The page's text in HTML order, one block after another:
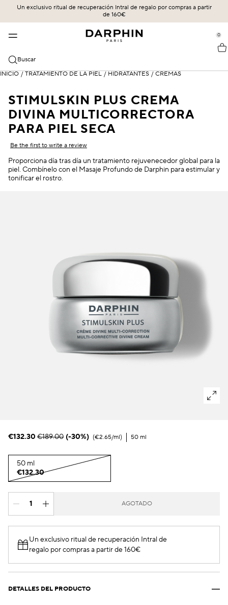
Un exclusivo ritual de recuperación Intral de regalo por compras a partir
de 160€
::elc_general.menu::
0
Buscar
Sidebar Navigation
MÁS VENDIDOS
LOS MÁS VENDIDOS
HYDRASKIN
CUIDADO DE LA PIEL
DESCUBRIR
Rutina de cuidado de la piel
CATEGORIAS
Todos los productos
Limpiadores y tónicos
Hidratantes y protección SPF
Mascarillas y exfoliantes
Hidratación
Líneas de expresión y arrugas
Piel mixta
Piel seca
COLECCIONES
COMPRAR TODO
Stimulskin Plus
Elixir de aceites esenciales
Exquisâge
LEGADO
UN FUTURO ARRAIGADO EN UN LEGADO
LA CIENCIA DE LA ENTREGA
INICIO / TRATAMIENTO DE LA PIEL / HIDRATANTES / CREMAS
STIMULSKIN PLUS CREMA
DIVINA MULTICORRECTORA
PARA PIEL SECA
Be the first to write a review
Proporciona día tras día un tratamiento rejuvenecedor global para la
piel. Combínelo con el Masaje Profundo de Darphin para estimular y
tonificar el rostro.
€132.30 €189.00 (-30%) €2.65/ml 50 ml
50 ml
€132.30
AGOTADO
Un exclusivo ritual de recuperación Intral de
regalo por compras a partir de 160€
DETALLES DEL PRODUCTO